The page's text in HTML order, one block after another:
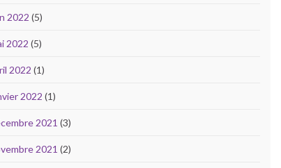
2022 (5)
2022 (5)
2022 (1)
2022 (1)
2021 (3)
2021 (2)